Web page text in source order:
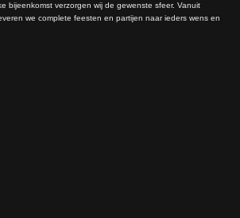
bijeenkomst verzorgen wij de gewenste sfeer. Vanuit
we complete feesten en partijen naar ieders wens en